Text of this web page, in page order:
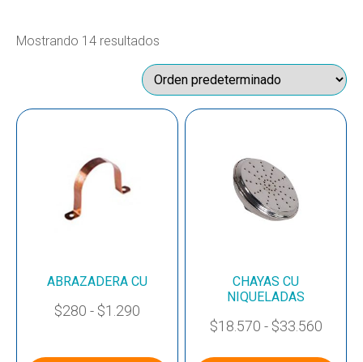
Mostrando 14 resultados
ABRAZADERA CU
$280 - $1.290
CHAYAS CU
NIQUELADAS
$18.570 - $33.560